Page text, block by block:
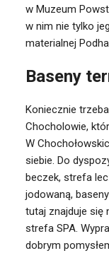
w Muzeum
w nim nie tylko
materialnej
Baseny
Koniecznie
Chocholowie,
W
siebie. Do
beczek, strefa
jodowaną,
tutaj znajduje się
strefa SPA.
dobrym